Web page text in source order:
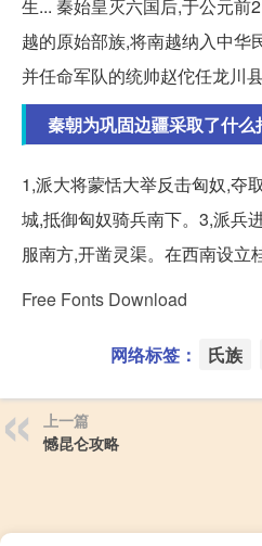
生... 秦始皇灭六国后,于公元前
越的原始部族,将南越纳入中华
并任命军队的统帅赵佗任龙川
秦朝为巩固边疆采取了什么
1,派大将蒙恬大举反击匈奴,夺
城,抵御匈奴骑兵南下。3,派兵
服南方,开凿灵渠。在西南设立
Free Fonts Download
网络标签： 氏族
上一篇
憾昆仑攻略